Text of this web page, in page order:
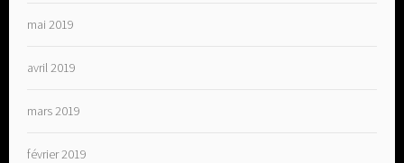
mai 2019
avril 2019
mars 2019
février 2019